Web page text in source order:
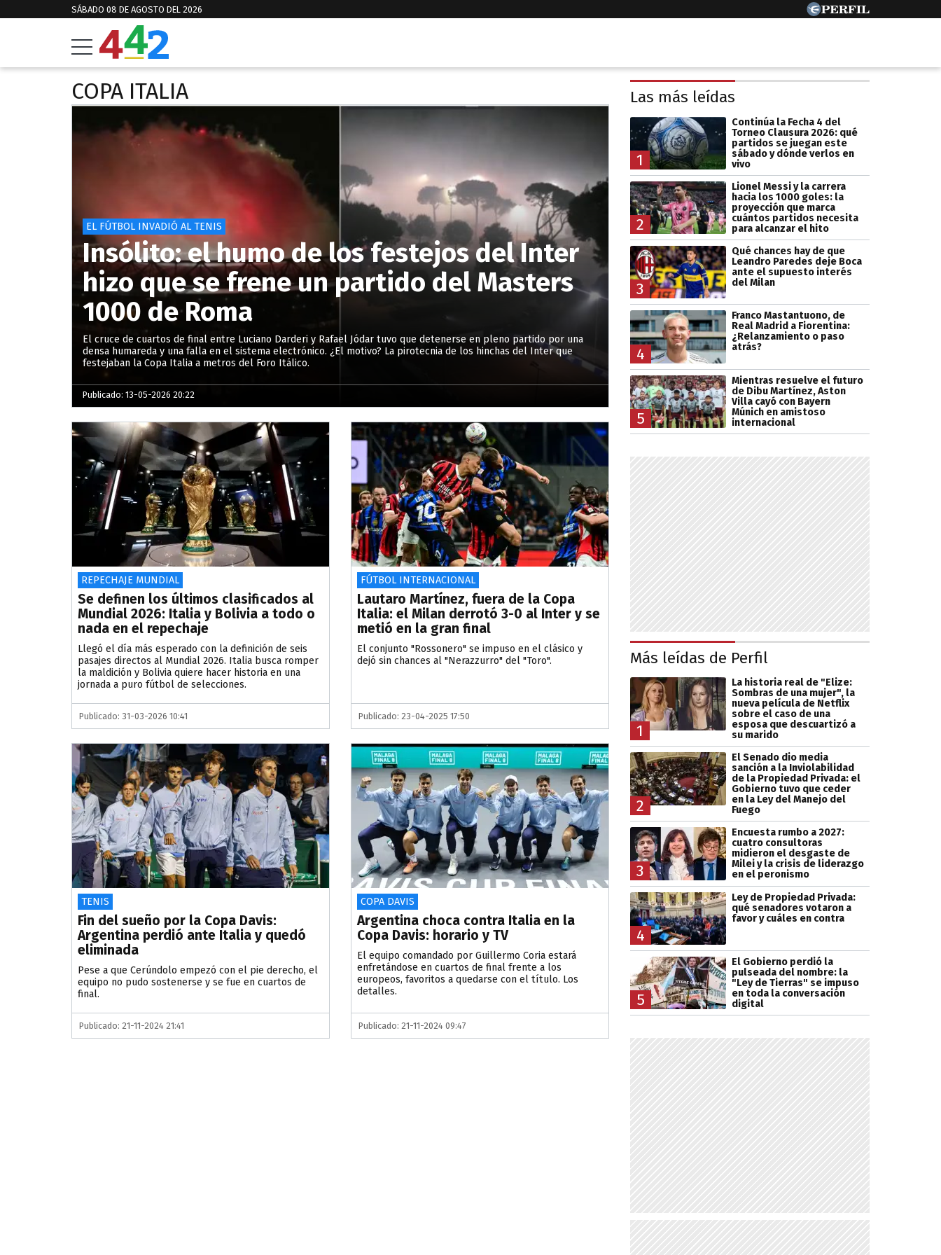
SÁBADO 08 DE AGOSTO DEL 2026
COPA ITALIA
EL FÚTBOL INVADIÓ AL TENIS
Insólito: el humo de los festejos del Inter
hizo que se frene un partido del Masters
1000 de Roma
El cruce de cuartos de final entre Luciano Darderi y Rafael Jódar tuvo que detenerse en pleno partido por una
densa humareda y una falla en el sistema electrónico. ¿El motivo? La pirotecnia de los hinchas del Inter que
festejaban la Copa Italia a metros del Foro Itálico.
Publicado: 13-05-2026 20:22
REPECHAJE MUNDIAL
Se definen los últimos clasificados al
Mundial 2026: Italia y Bolivia a todo o
nada en el repechaje
Llegó el día más esperado con la definición de seis
pasajes directos al Mundial 2026. Italia busca romper
la maldición y Bolivia quiere hacer historia en una
jornada a puro fútbol de selecciones.
Publicado: 31-03-2026 10:41
FÚTBOL INTERNACIONAL
Lautaro Martínez, fuera de la Copa
Italia: el Milan derrotó 3-0 al Inter y se
metió en la gran final
El conjunto "Rossonero" se impuso en el clásico y
dejó sin chances al "Nerazzurro" del "Toro".
Publicado: 23-04-2025 17:50
TENIS
Fin del sueño por la Copa Davis:
Argentina perdió ante Italia y quedó
eliminada
Pese a que Cerúndolo empezó con el pie derecho, el
equipo no pudo sostenerse y se fue en cuartos de
final.
Publicado: 21-11-2024 21:41
COPA DAVIS
Argentina choca contra Italia en la
Copa Davis: horario y TV
El equipo comandado por Guillermo Coria estará
enfretándose en cuartos de final frente a los
europeos, favoritos a quedarse con el título. Los
detalles.
Publicado: 21-11-2024 09:47
Las más leídas
1
Continúa la Fecha 4 del
Torneo Clausura 2026: qué
partidos se juegan este
sábado y dónde verlos en
vivo
2
Lionel Messi y la carrera
hacia los 1000 goles: la
proyección que marca
cuántos partidos necesita
para alcanzar el hito
3
Qué chances hay de que
Leandro Paredes deje Boca
ante el supuesto interés
del Milan
4
Franco Mastantuono, de
Real Madrid a Fiorentina:
¿Relanzamiento o paso
atrás?
5
Mientras resuelve el futuro
de Dibu Martínez, Aston
Villa cayó con Bayern
Múnich en amistoso
internacional
Más leídas de Perfil
1
La historia real de "Elize:
Sombras de una mujer", la
nueva película de Netflix
sobre el caso de una
esposa que descuartizó a
su marido
2
El Senado dio media
sanción a la Inviolabilidad
de la Propiedad Privada: el
Gobierno tuvo que ceder
en la Ley del Manejo del
Fuego
3
Encuesta rumbo a 2027:
cuatro consultoras
midieron el desgaste de
Milei y la crisis de liderazgo
en el peronismo
4
Ley de Propiedad Privada:
qué senadores votaron a
favor y cuáles en contra
5
El Gobierno perdió la
pulseada del nombre: la
"Ley de Tierras" se impuso
en toda la conversación
digital